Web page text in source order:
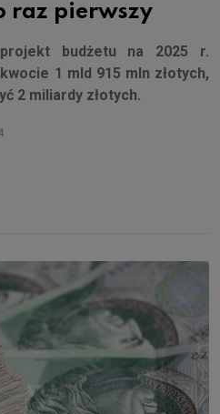
raz pierwszy
budżetu na 2025 r.
1 mld 915 mln złotych,
2 miliardy złotych.